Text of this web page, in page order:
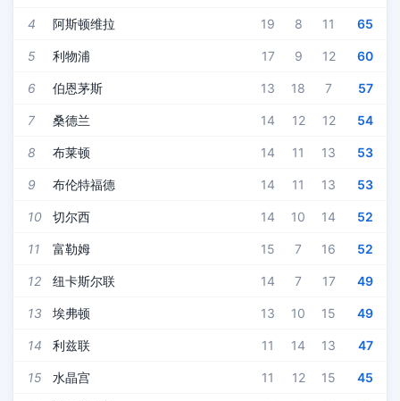
4 阿斯顿维拉 19 8 11 65
5 利物浦 17 9 12 60
6 伯恩茅斯 13 18 7 57
7 桑德兰 14 12 12 54
8 布莱顿 14 11 13 53
9 布伦特福德 14 11 13 53
10 切尔西 14 10 14 52
11 富勒姆 15 7 16 52
12 纽卡斯尔联 14 7 17 49
13 埃弗顿 13 10 15 49
14 利兹联 11 14 13 47
15 水晶宫 11 12 15 45